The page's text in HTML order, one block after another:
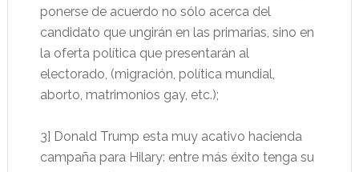
ponerse de acuerdo no sólo acerca del
candidato que ungirán en las primarias, sino en
la oferta política que presentarán al
electorado, (migración, política mundial,
aborto, matrimonios gay, etc.);
3] Donald Trump esta muy acativo hacienda
campaña para Hilary: entre más éxito tenga su